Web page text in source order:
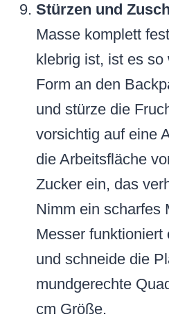
Stürzen und
Masse komplett
klebrig ist, ist es
Form an den
und stürze die
vorsichtig auf eine
die Arbeitsfläche
Zucker ein, das
Nimm ein scharfes
Messer funktioniert
und schneide die
mundgerechte
cm Größe.